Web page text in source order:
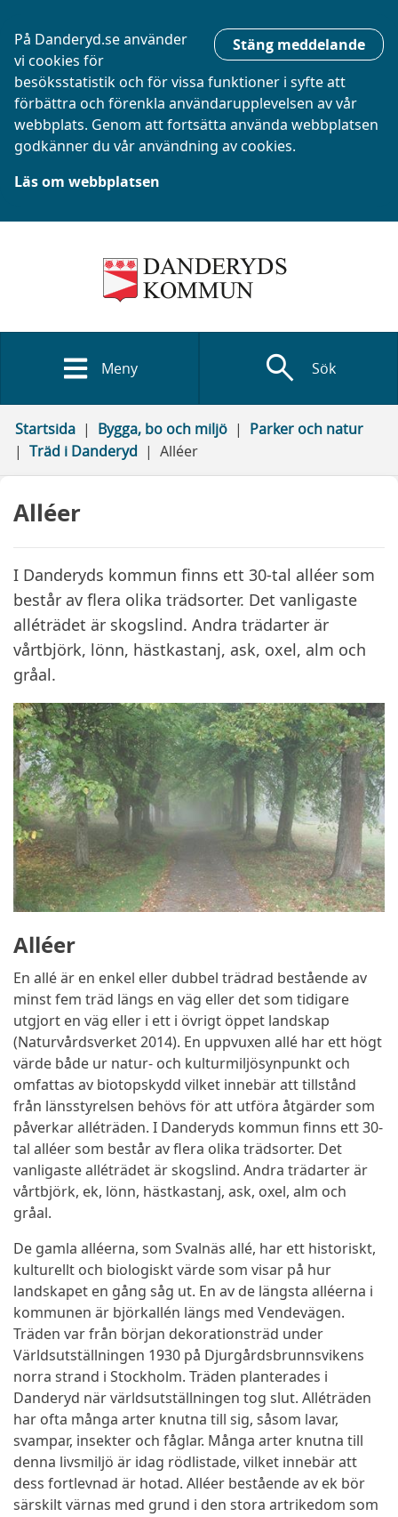
Stäng meddelande
På Danderyd.se använder
vi cookies för
besöksstatistik och för vissa funktioner i syfte att
förbättra och förenkla användarupplevelsen av vår
webbplats. Genom att fortsätta använda webbplatsen
godkänner du vår användning av cookies.
Läs om webbplatsen
Meny search Sök
Startsida Bygga, bo och miljö
Parker och natur
Träd i Danderyd
Alléer
Alléer
I Danderyds kommun finns ett 30-tal alléer som
består av flera olika trädsorter. Det vanligaste
alléträdet är skogslind. Andra trädarter är
vårtbjörk, lönn, hästkastanj, ask, oxel, alm och
gråal.
Alléer
En allé är en enkel eller dubbel trädrad bestående av
minst fem träd längs en väg eller det som tidigare
utgjort en väg eller i ett i övrigt öppet landskap
(Naturvårdsverket 2014). En uppvuxen allé har ett högt
värde både ur natur- och kulturmiljösynpunkt och
omfattas av biotopskydd vilket innebär att tillstånd
från länsstyrelsen behövs för att utföra åtgärder som
påverkar alléträden. I Danderyds kommun finns ett 30-
tal alléer som består av flera olika trädsorter. Det
vanligaste alléträdet är skogslind. Andra trädarter är
vårtbjörk, ek, lönn, hästkastanj, ask, oxel, alm och
gråal.
De gamla alléerna, som Svalnäs allé, har ett historiskt,
kulturellt och biologiskt värde som visar på hur
landskapet en gång såg ut. En av de längsta alléerna i
kommunen är björkallén längs med Vendevägen.
Träden var från början dekorationsträd under
Världsutställningen 1930 på Djurgårdsbrunnsvikens
norra strand i Stockholm. Träden planterades i
Danderyd när världsutställningen tog slut. Alléträden
har ofta många arter knutna till sig, såsom lavar,
svampar, insekter och fåglar. Många arter knutna till
denna livsmiljö är idag rödlistade, vilket innebär att
dess fortlevnad är hotad. Alléer bestående av ek bör
särskilt värnas med grund i den stora artrikedom som